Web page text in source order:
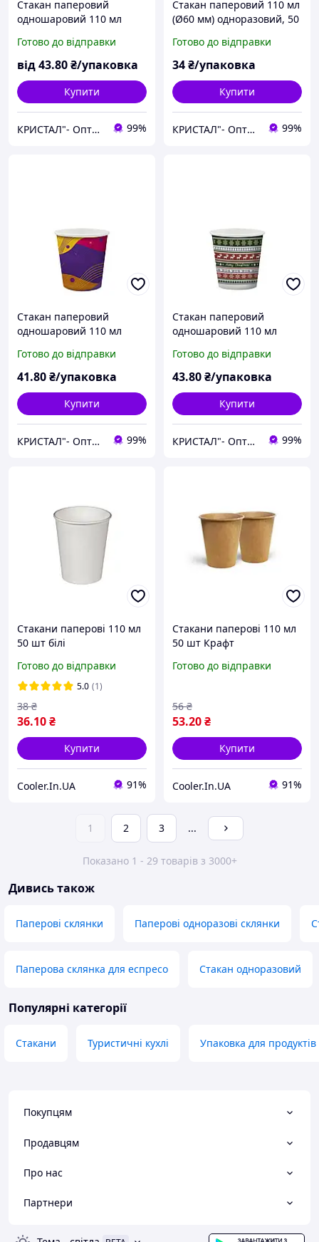
Стакан паперовий
одношаровий 110 мл
лого, 50 шт/уп.
Готово до відправки
від43.80₴/упаковка
Купити
КРИСТАЛ"- Оптова та розрібна торгівля одноразовим посудом,товарами санітарно-побутового призначення 99%
Стакан паперовий 110 мл
(Ø60 мм) одноразовий, 50
напоїв одношарові чорні
(84 уп./ящик)
Готово до відправки
34₴/упаковка
Купити
КРИСТАЛ"- Оптова та розрібна торгівля одноразовим посудом,товарами санітарно-побутового призначення 99%
Стакан паперовий
одношаровий 110 мл
шт/уп. (84 уп./ящик)
Готово до відправки
41.80₴/упаковка
Купити
КРИСТАЛ"- Оптова та розрібна торгівля одноразовим посудом,товарами санітарно-побутового призначення 99%
Стакан паперовий
одношаровий 110 мл
мм), 50 шт/уп. (84 уп./
ящик)
Готово до відправки
43.80₴/упаковка
Купити
КРИСТАЛ"- Оптова та розрібна торгівля одноразовим посудом,товарами санітарно-побутового призначення 99%
Стакани паперові 110 мл
50 шт білі
Готово до відправки
5.0 (1)
36.10₴
38 ₴
Купити
Cooler.In.UA 91%
Стакани паперові 110 мл
50 шт Крафт
Готово до відправки
53.20₴
56 ₴
Купити
Cooler.In.UA 91%
1 2 3 ...
Показано 1 - 29 товарів з 3000+
Дивись також
Паперові склянки Паперові одноразові склянки
Паперова склянка для еспресо Стакан одноразовий
Популярні категорії
Стакани Туристичні кухлі Упаковка для
Покупцям
Продавцям
Про нас
Партнери